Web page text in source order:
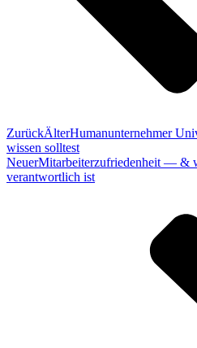
ZurückÄlterHumanunternehmer
wissen solltest
NeuerMitarbeiterzufriedenheit — &
verantwortlich ist